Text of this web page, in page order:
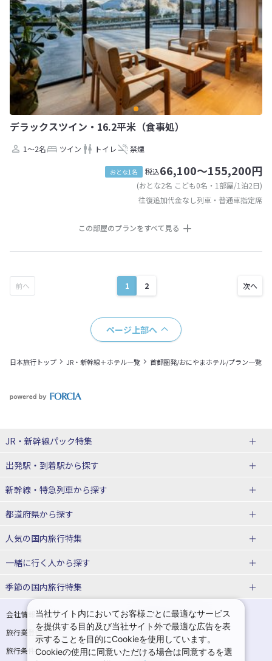
デラックスツイン・16.2平米（食事処）
1～2名 ツイン トイレ 禁煙
おとな1名 税込66,100～155,200円
(おとな2名 こども0名・1部屋/1泊2日)
往復追加代金なし列車・普通車指定席
この部屋のプランをすべて見る
1 2
ページ上部へ
日本旅行トップ JR・新幹線＋ホテル一覧 首都圏発/おにやまホテル/プラン一覧
JR・新幹線パック特集
JR・新幹線＋ホテルパック
出張パック
出発駅・到着駅から探す
秋田⇔東京 新幹線パック
仙台→東京 新幹線パック
富山⇔東京 新幹線パック
東京→仙台 新幹線パック
東京→金沢 新幹線パック
東京⇔軽井沢 新幹線パック 東京→長野 新幹線パック
東京→名古屋 新幹線パック 東京→京都 新幹線パック
新幹線・特急列車から探す
北海道新幹線 旅行
山形新幹線 旅行
東海道新幹線 旅行
上越新幹線 旅行
九州新幹線 旅行 西九州新幹線 旅行
特急サンダーバード 旅行
都道府県から探す
北海道旅行・ツアー
東北
青森旅行・ツアー 岩手旅行・ツアー
宮城旅行・ツアー 秋田旅行・ツアー
人気の国内旅行特集
東京ディズニーリゾート®への旅
ユニバーサル・スタジオ・ジャパ
温泉旅行 日帰り旅行
一緒に行く人から探す
一人旅 国内版
カップル・夫婦旅行 国内版 女子旅 国内版
卒業旅行・学生旅行 国内版
季節の国内旅行特集
桜・お花見特集
ゴールデンウィーク（GW）の国内
旅行
夏休み・お盆の国内旅行 7月の国内旅行
会社情報
プライバシーポリシー
旅行業登録票・約款
規約集
旅行条件書
商標について
当社サイト内においてお客様ごとに最適なサービス
を提供する目的及び当社サイト外で最適な広告を表
示することを目的にCookieを使用しています。
Cookieの使用に同意いただける場合は同意するを選